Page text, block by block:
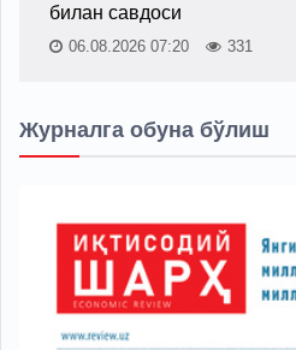
билан савдоси
06.08.2026 07:20 331
Журналга обуна бўлиш